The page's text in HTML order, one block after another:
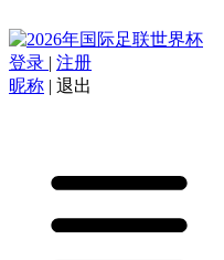
登录 | 注册
昵称 | 退出